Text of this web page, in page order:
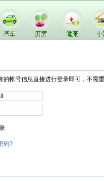
的帐号信息直接进行登录即可，不需
码?